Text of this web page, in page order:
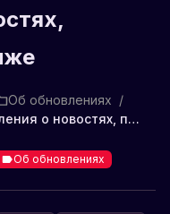
Об обновлениях /
Чтобы первым получать уведомления о новостях, поставь реакцию ниже
Об обновлениях